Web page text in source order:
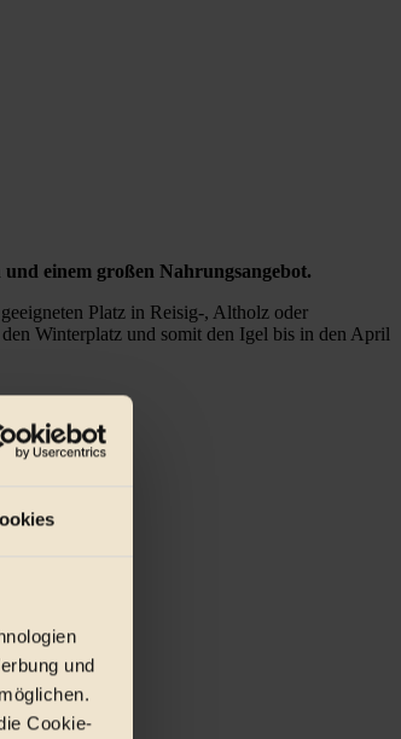
und
Cookie-
einem großen Nahrungsangebot.
Platz in Reisig-, Altholz oder
Winterplatz und somit den Igel bis in den April